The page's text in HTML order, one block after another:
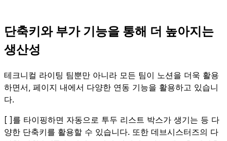
단축키와 부가 기능을 통해 더 높아지는
생산성
테크니컬 라이팅 팀뿐만 아니라 모든 팀이 노션을 더욱 활용
하면서, 페이지 내에서 다양한 연동 기능을 활용하고 있습니
다.
[ ]를 타이핑하면 자동으로 투두 리스트 박스가 생기는 등 다
양한 단축키를 활용할 수 있습니다. 또한 데브시스터즈의 다